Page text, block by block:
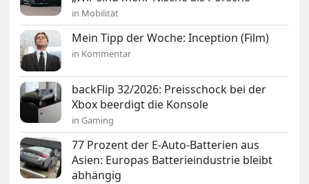
in Mobilität
Mein Tipp der Woche: Inception (Film)
in Kommentar
backFlip 32/2026: Preisschock bei der
Xbox beerdigt die Konsole
in Gaming
77 Prozent der E-Auto-Batterien aus
Asien: Europas Batterieindustrie bleibt
abhängig